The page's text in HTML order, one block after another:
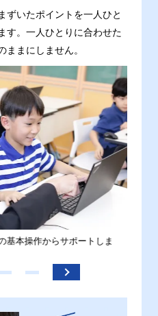
ずいたポイントを一人ひと
す。一人ひとりに合わせた
まにしません。
基本操作からサポートしま